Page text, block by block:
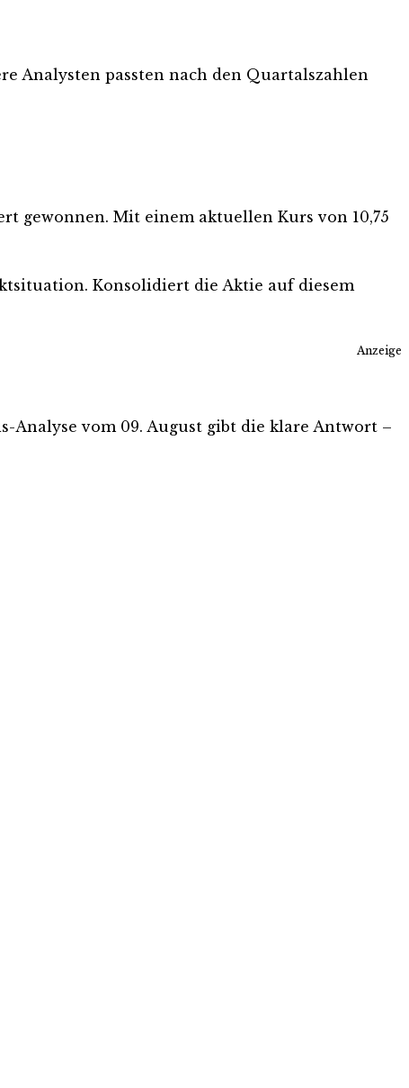
Analysten passten nach den Quartalszahlen
gewonnen. Mit einem aktuellen Kurs von 10,75
Konsolidiert die Aktie auf diesem
Anzeige
vom 09. August gibt die klare Antwort –